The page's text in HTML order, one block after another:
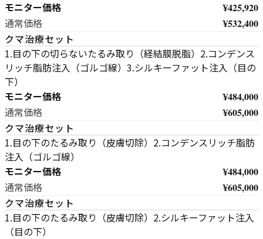
モニター価格 ¥425,920
通常価格 ¥532,400
クマ治療セット
1.目の下の切らないたるみ取り（経結膜脱脂）2.コンデンス
リッチ脂肪注入（ゴルゴ線）3.シルキーファット注入（目の
下）
モニター価格 ¥484,000
通常価格 ¥605,000
クマ治療セット
1.目の下のたるみ取り（皮膚切除）2.コンデンスリッチ脂肪
注入（ゴルゴ線）
モニター価格 ¥484,000
通常価格 ¥605,000
クマ治療セット
1.目の下のたるみ取り（皮膚切除）2.シルキーファット注入
（目の下）